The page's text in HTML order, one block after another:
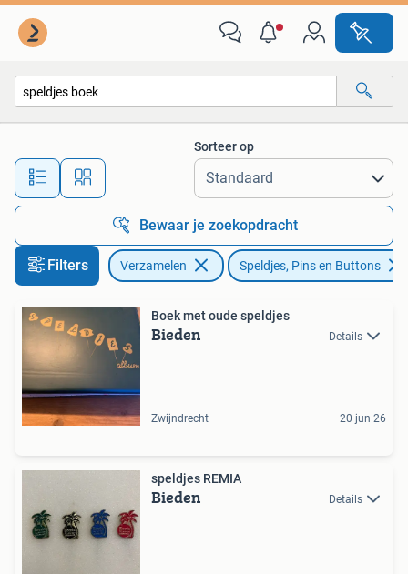
Alle afstanden…
Sorteer op
Bewaar je zoekopdracht
Filters Verzamelen Speldjes, Pins en Buttons
Boek met oude speldjes
Bieden Details
Zwijndrecht 20 jun 26
speldjes REMIA
Bieden Details